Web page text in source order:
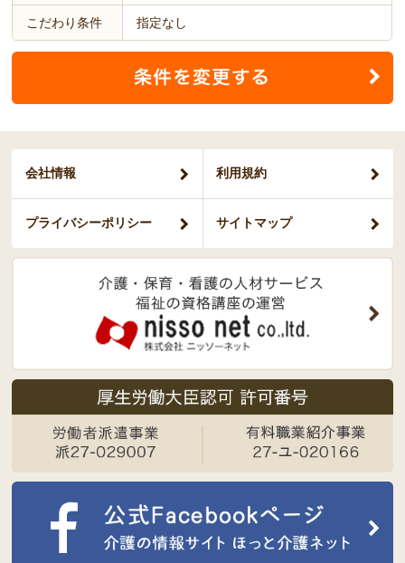
こだわり条件 指定なし
会社情報 利用規約
プライバシーポリシー サイトマップ